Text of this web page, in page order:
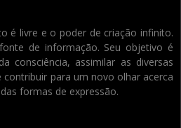
é livre e o poder de criação infinito.
de informação. Seu objetivo é
consciência, assimilar as diversas
contribuir para um novo olhar acerca
formas de expressão.